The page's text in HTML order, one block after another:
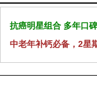
抗癌明星组合 多年口
中老年补钙必备，2星